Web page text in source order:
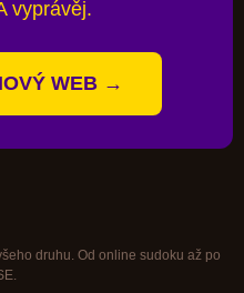
vyprávěj.
WEB →
druhu. Od online sudoku až po